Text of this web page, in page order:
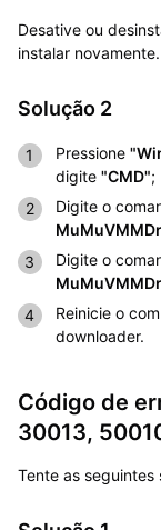
Desative ou
instalar novamente.
Solução 2
Pressione
digite "CMD";
Digite o
Digite o
Reinicie o
downloader.
Código de
30013,
Tente as seguintes